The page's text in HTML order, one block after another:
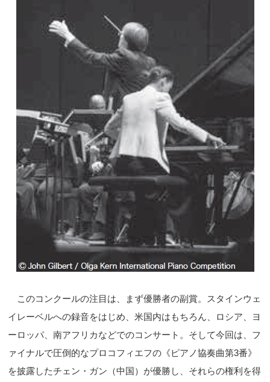
このコンクールの注目は、まず優勝者の副賞。スタインウェ
イレーベルへの録音をはじめ、米国内はもちろん、ロシア、ヨ
ーロッパ、南アフリカなどでのコンサート。そして今回は、フ
ァイナルで圧倒的なプロコフィエフの《ピアノ協奏曲第3番》
を披露したチェン・ガン（中国）が優勝し、それらの権利を得